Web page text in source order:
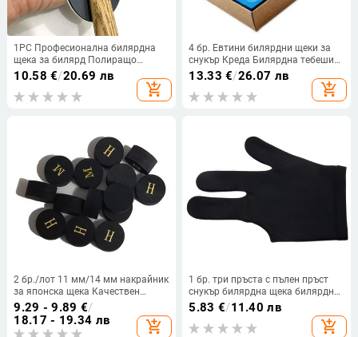
1PC Професионална билярдна
щека за билярд Полиращо
средство за почистване
Полиращо средство за
почистване на матирана хартия
10.58 €/20.69 лв
add_shopping_cart
4 бр. Евтини билярдни щеки за
снукър Креда Билярдна тебешир
против приплъзване Аксесоари
за спорт на закрито
13.33 €/26.07 лв
add_shopping_cart
2 бр./лот 11 мм/14 мм накрайник
за японска щека Качествен
накрайник за билярдна щека за
билярд от свинска кожа 9 слоя
Накрайник за щека за снукър
9.29 - 9.89 €/
18.17 - 19.34 лв
add_shopping_cart
1 бр. три пръста с пълен пръст
снукър билярдна щека билярдна
ръкавица за лява ръка ликра
тъкани бродерия аксесоари за
билярд
5.83 €/11.40 лв
add_shopping_cart